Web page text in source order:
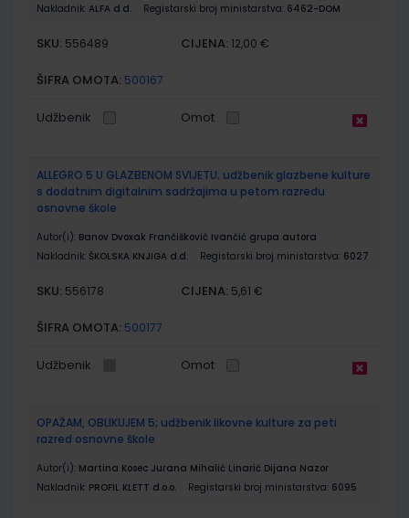
Nakladnik: ALFA d.d. Registarski broj ministarstva: 6462-DOM
SKU: 556489 CIJENA: 12,00 €
ŠIFRA OMOTA: 500167
Udžbenik Omot
ALLEGRO 5 U GLAZBENOM SVIJETU; udžbenik glazbene kulture
s dodatnim digitalnim sadržajima u petom razredu
osnovne škole
Autor(i): Banov Dvoxak Frančišković Ivančić grupa autora
Nakladnik: ŠKOLSKA KNJIGA d.d. Registarski broj ministarstva: 6027
SKU: 556178 CIJENA: 5,61 €
ŠIFRA OMOTA: 500177
Udžbenik Omot
OPAŽAM, OBLIKUJEM 5; udžbenik likovne kulture za peti
razred osnovne škole
Autor(i): Martina Kosec Jurana Mihalić Linarić Dijana Nazor
Nakladnik: PROFIL KLETT d.o.o. Registarski broj ministarstva: 6095